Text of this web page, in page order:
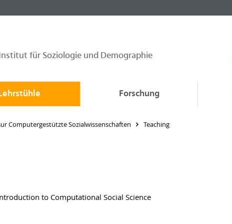
für Soziologie und Demographie
Forschung
Computergestützte Sozialwissenschaften Teaching
to Computational Social Science